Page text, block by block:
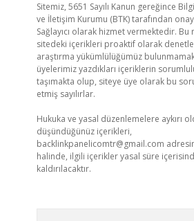
Sitemiz, 5651 Sayılı Kanun gereğince
ve İletişim Kurumu (BTK) tarafından
Sağlayıcı olarak hizmet vermektedir. Bu
sitedeki içerikleri proaktif olarak
araştırma yükümlülüğümüz
üyelerimiz yazdıkları içeriklerin
taşımakta olup, siteye üye olarak bu
etmiş sayılırlar.
Hukuka ve yasal düzenlemelere aykırı
düşündüğünüz içerikleri,
backlinkpanelicomtr@gmail.com
halinde, ilgili içerikler yasal süre
kaldırılacaktır.